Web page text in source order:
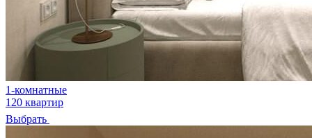
1-комнатные
120 квартир
Выбрать